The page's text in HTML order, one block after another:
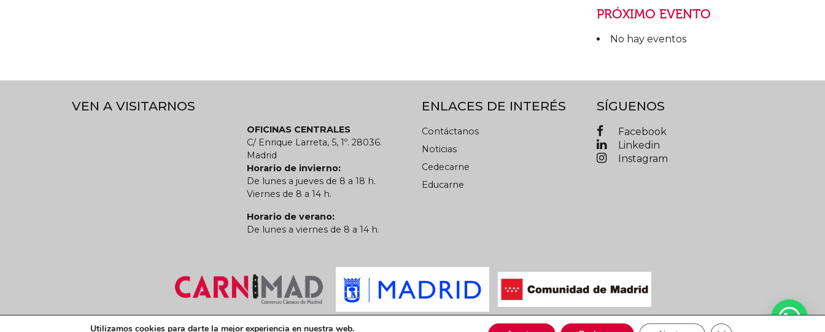
PRÓXIMO EVENTO
No hay eventos
VEN A VISITARNOS
OFICINAS CENTRALES
C/ Enrique Larreta, 5, 1º. 28036.
Madrid
Horario de invierno:
De lunes a jueves de 8 a 18 h.
Viernes de 8 a 14 h.
Horario de verano:
De lunes a viernes de 8 a 14 h.
ENLACES DE INTERÉS
Contáctanos
Noticias
Cedecarne
Educarne
SÍGUENOS
Facebook
Linkedin
Instagram
Términos y condiciones legales Política de privacidad Política de cookies CARNIMAD © 2019 Todos los derechos reservados
Utilizamos cookies para darte la mejor experiencia en nuestra web.